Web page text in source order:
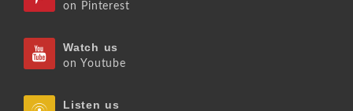
on Pinterest
Watch us
on Youtube
Listen us